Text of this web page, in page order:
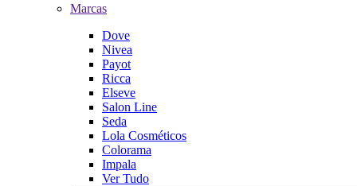
Marcas
Dove
Nivea
Payot
Ricca
Elseve
Salon Line
Seda
Lola Cosméticos
Colorama
Impala
Ver Tudo